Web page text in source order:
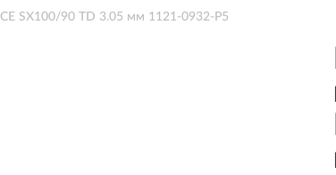
SX100/90 TD 3.05 мм 1121-0932-P5